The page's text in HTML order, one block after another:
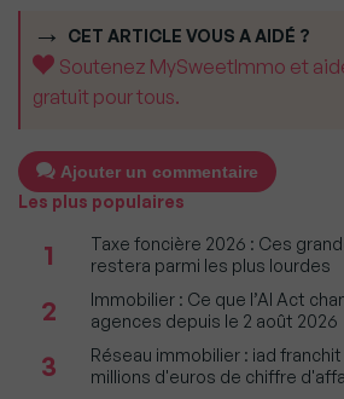
CET ARTICLE VOUS A AIDÉ ?
Soutenez MySweetImmo et
gratuit pour tous.
Ajouter un commentaire
Les plus populaires
1
Taxe foncière 2026 : Ces
restera parmi les plus lourdes
2
Immobilier : Ce que l’AI Act
agences depuis le 2 août 2026
3
Réseau immobilier : iad
millions d'euros de chiffre